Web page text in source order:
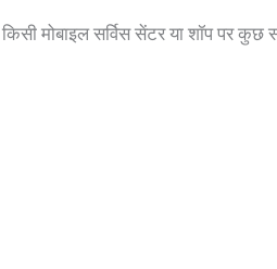
मोबाइल सर्विस सेंटर या शॉप पर कुछ